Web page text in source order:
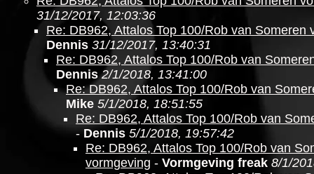
31/12/2017, 12:03:36
Re: DB962, Attalos Top 100/Rob van Someren
Dennis 31/12/2017, 13:40:31
Re: DB962, Attalos Top 100/Rob van
Dennis 2/1/2018, 13:41:00
Re: DB962, Attalos Top 100/Rob van
Mike 5/1/2018, 18:51:55
Re: DB962, Attalos Top 100/Rob van
- Dennis 5/1/2018, 19:57:42
Re: DB962, Attalos Top 100/Rob van
vormgeving - Vormgeving freak 8/1/